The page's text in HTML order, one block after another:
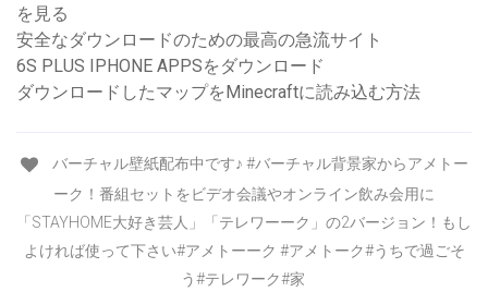
を見る
安全なダウンロードのための最高の急流サイト
6S PLUS IPHONE APPSをダウンロード
ダウンロードしたマップをMinecraftに読み込む方法
バーチャル壁紙配布中です♪ #バーチャル背景家からアメトー
ーク！番組セットをビデオ会議やオンライン飲み会用に
「STAYHOME大好き芸人」「テレワーーク」の2バージョン！もし
よければ使って下さい#アメトーーク #アメトーク#うちで過ごそ
う#テレワーク#家